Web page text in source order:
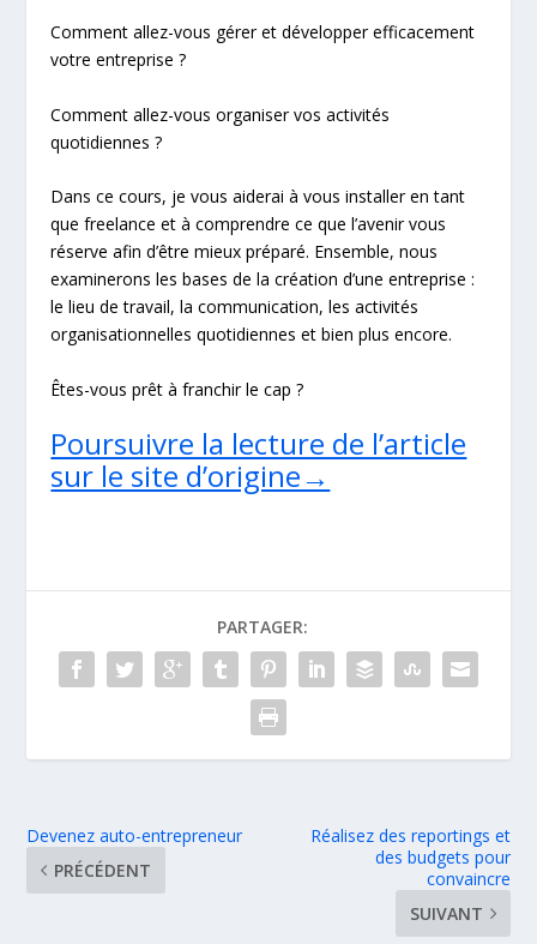
Comment allez-vous gérer et développer efficacement
votre entreprise ?
Comment allez-vous organiser vos activités
quotidiennes ?
Dans ce cours, je vous aiderai à vous installer en tant
que freelance et à comprendre ce que l’avenir vous
réserve afin d’être mieux préparé. Ensemble, nous
examinerons les bases de la création d’une entreprise :
le lieu de travail, la communication, les activités
organisationnelles quotidiennes et bien plus encore.
Êtes-vous prêt à franchir le cap ?
Poursuivre la lecture de l’article
sur le site d’origine→
PARTAGER:
Devenez auto-entrepreneur
PRÉCÉDENT
Réalisez des reportings et
des budgets pour
convaincre
SUIVANT